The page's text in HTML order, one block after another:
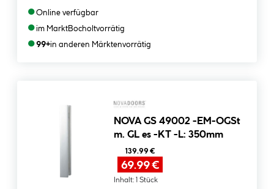
●Online verfügbar
●im MarktBocholtvorrätig
●99+in anderen Märktenvorrätig
NOVA GS 49002 -EM-OGSt
m. GL es -KT -L: 350mm
139.99 €
69.99 €
Inhalt: 1 Stück